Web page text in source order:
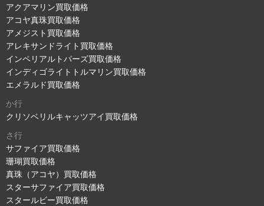
アクアマリン買取価格
アコヤ真珠買取価格
アメジスト買取価格
アレキサンドライト買取価格
インペリアルトパーズ買取価格
インディゴライトトルマリン買取価格
エメラルド買取価格
か行
クリソベリルキャッツアイ買取価格
さ行
サファイア買取価格
珊瑚買取価格
真珠（アコヤ）買取価格
スターサファイア買取価格
スタールビー買取価格